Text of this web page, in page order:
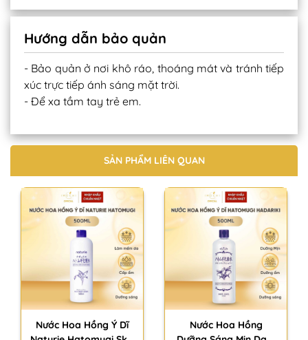
Hướng dẫn bảo quản
- Bảo quản ở nơi khô ráo, thoáng mát và tránh tiếp
xúc trực tiếp ánh sáng mặt trời.
- Để xa tầm tay trẻ em.
SẢN PHẨM LIÊN QUAN
Nước Hoa Hồng Ý Dĩ
Nước Hoa Hồng